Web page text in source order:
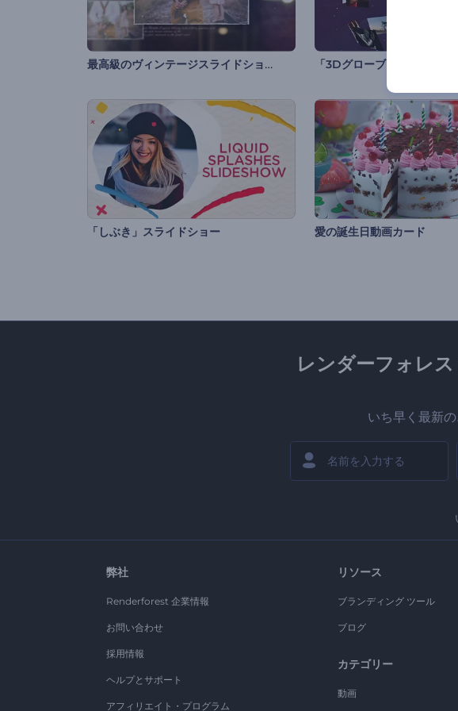
最高級のヴィンテージスライドショー 「3Dグローブ」スライドシ
「しぶき」スライドショー 愛の誕生日動画カード
レンダーフォレ
いち早く最新
弊社
Renderforest 企業情報
お問い合わせ
採用情報
ヘルプとサポート
アフィリエイト・プログラム
リソース
ブランディング ツール
ブログ
カテゴリー
動画